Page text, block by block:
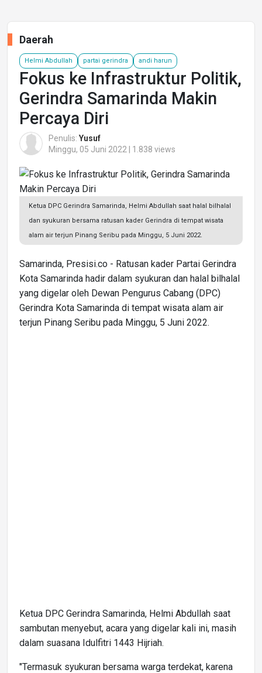
Daerah
Helmi Abdullah partai gerindra andi harun
Fokus ke Infrastruktur Politik,
Gerindra Samarinda Makin
Percaya Diri
Penulis: Yusuf
Minggu, 05 Juni 2022 | 1.838 views
Ketua DPC Gerindra Samarinda, Helmi Abdullah saat halal bilhalal
dan syukuran bersama ratusan kader Gerindra di tempat wisata
alam air terjun Pinang Seribu pada Minggu, 5 Juni 2022.
Samarinda, Presisi.co - Ratusan kader Partai Gerindra
Kota Samarinda hadir dalam syukuran dan halal bilhalal
yang digelar oleh Dewan Pengurus Cabang (DPC)
Gerindra Kota Samarinda di tempat wisata alam air
terjun Pinang Seribu pada Minggu, 5 Juni 2022.
Ketua DPC Gerindra Samarinda, Helmi Abdullah saat
sambutan menyebut, acara yang digelar kali ini, masih
dalam suasana Idulfitri 1443 Hijriah.
"Termasuk syukuran bersama warga terdekat, karena